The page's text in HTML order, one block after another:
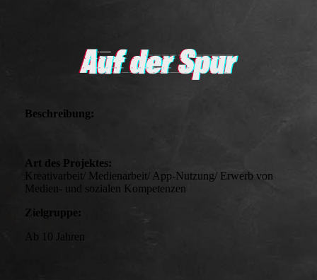
Beschreibung:
Art des Projektes:
Kreativarbeit/ Medienarbeit/ App-Nutzung/ Erwerb von
Medien- und sozialen Kompetenzen
Zielgruppe:
Ab 10 Jahren